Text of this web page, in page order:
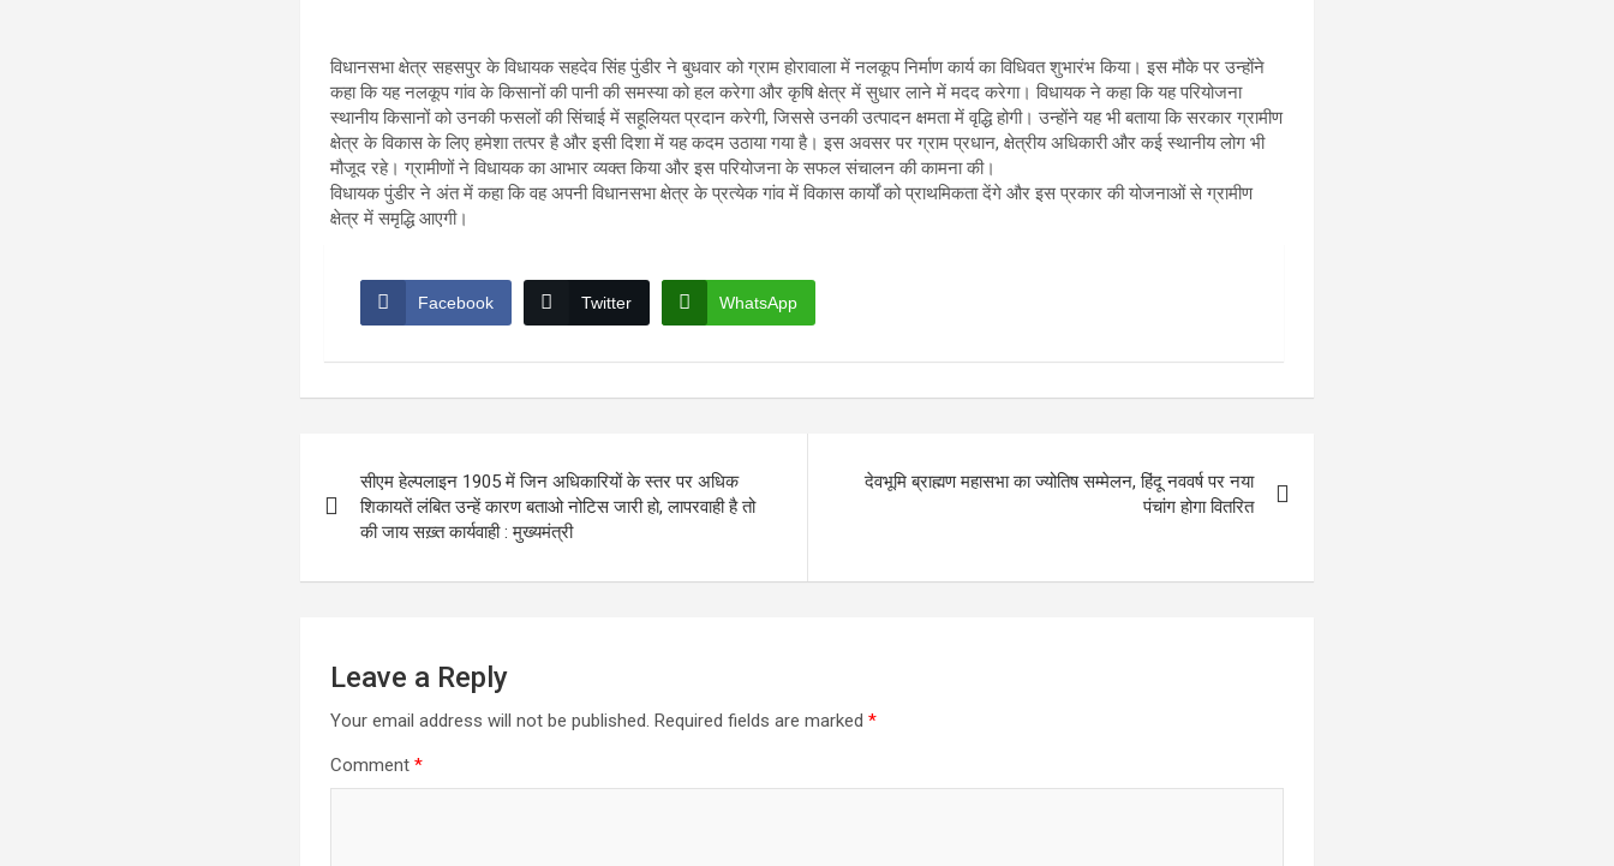
विधानसभा क्षेत्र सहसपुर के विधायक सहदेव सिंह पुंडीर ने बुधवार को ग्राम होरावाला में नलकूप निर्माण कार्य का विधिवत शुभारंभ किया। इस मौके पर उन्होंने
कहा कि यह नलकूप गांव के किसानों की पानी की समस्या को हल करेगा और कृषि क्षेत्र में सुधार लाने में मदद करेगा। विधायक ने कहा कि यह परियोजना
स्थानीय किसानों को उनकी फसलों की सिंचाई में सहूलियत प्रदान करेगी, जिससे उनकी उत्पादन क्षमता में वृद्धि होगी। उन्होंने यह भी बताया कि सरकार ग्रामीण
क्षेत्र के विकास के लिए हमेशा तत्पर है और इसी दिशा में यह कदम उठाया गया है। इस अवसर पर ग्राम प्रधान, क्षेत्रीय अधिकारी और कई स्थानीय लोग भी
मौजूद रहे। ग्रामीणों ने विधायक का आभार व्यक्त किया और इस परियोजना के सफल संचालन की कामना की।
विधायक पुंडीर ने अंत में कहा कि वह अपनी विधानसभा क्षेत्र के प्रत्येक गांव में विकास कार्यों को प्राथमिकता देंगे और इस प्रकार की योजनाओं से ग्रामीण
क्षेत्र में समृद्धि आएगी।
Facebook Twitter WhatsApp
navigation
सीएम हेल्पलाइन 1905 में जिन अधिकारियों के स्तर पर अधिक
शिकायतें लंबित उन्हें कारण बताओ नोटिस जारी हो, लापरवाही है तो
की जाय सख़्त कार्यवाही : मुख्यमंत्री
देवभूमि ब्राह्मण महासभा का ज्योतिष सम्मेलन, हिंदू नववर्ष पर नया
पंचांग होगा वितरित
Leave a Reply
Your email address will not be published. Required fields are marked*
Comment*